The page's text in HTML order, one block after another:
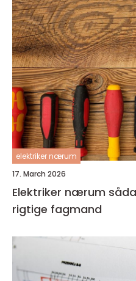
elektriker nærum
17. March 2026
Elektriker nærum sådan vælger du den
rigtige fagmand